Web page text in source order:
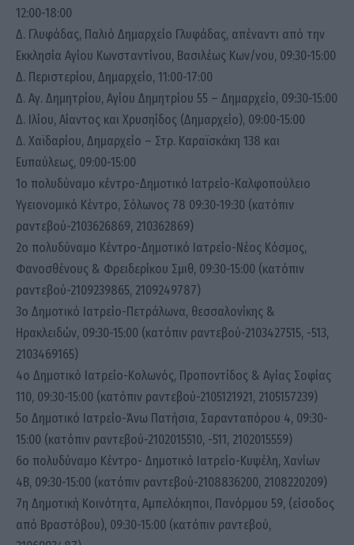
12:00-18:00
Δ. Γλυφάδας, Παλιό Δημαρχείο Γλυφάδας, απέναντι από την
Εκκλησία Αγίου Κωνσταντίνου, Βασιλέως Κων/νου, 09:30-15:00
Δ. Περιστερίου, Δημαρχείο, 11:00-17:00
Δ. Αγ. Δημητρίου, Αγίου Δημητρίου 55 – Δημαρχείο, 09:30-15:00
Δ. Ιλίου, Αίαντος και Χρυσηίδος (Δημαρχείο), 09:00-15:00
Δ. Χαϊδαρίου, Δημαρχείο – Στρ. Καραϊσκάκη 138 και
Ευπαύλεως, 09:00-15:00
1ο πολυδύναμο κέντρο-Δημοτικό Ιατρείο-Καλφοπούλειο
Υγειονομικό Κέντρο, Σόλωνος 78 09:30-19:30 (κατόπιν
ραντεβού-2103626869, 210362869)
2ο πολυδύναμο Κέντρο-Δημοτικό Ιατρείο-Νέος Κόσμος,
Φανοσθένους & Φρειδερίκου Σμιθ, 09:30-15:00 (κατόπιν
ραντεβού-2109239865, 2109249787)
3ο Δημοτικό Ιατρείο-Πετράλωνα, θεσσαλονίκης &
Ηρακλειδών, 09:30-15:00 (κατόπιν ραντεβού-2103427515, -513,
2103469165)
4ο Δημοτικό Ιατρείο-Κολωνός, Προποντίδος & Αγίας Σοφίας
110, 09:30-15:00 (κατόπιν ραντεβού-2105121921, 2105157239)
5ο Δημοτικό Ιατρείο-Άνω Πατήσια, Σαρανταπόρου 4, 09:30-
15:00 (κατόπιν ραντεβού-2102015510, -511, 2102015559)
6ο πολυδύναμο Κέντρο- Δημοτικό Ιατρείο-Κυψέλη, Χανίων
4Β, 09:30-15:00 (κατόπιν ραντεβού-2108836200, 2108220209)
7η Δημοτική Κοινότητα, Αμπελόκηποι, Πανόρμου 59, (είσοδος
από Βραστόβου), 09:30-15:00 (κατόπιν ραντεβού,